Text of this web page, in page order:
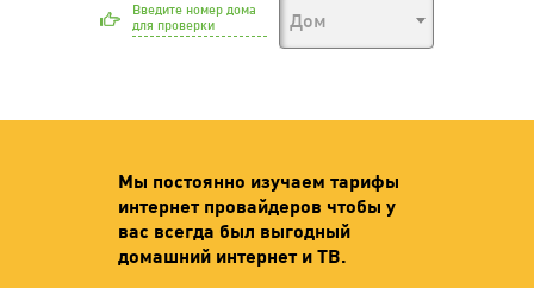
Введите номер дома
для проверки
Дом
Мы постоянно изучаем тарифы
интернет провайдеров чтобы у
вас всегда был выгодный
домашний интернет и ТВ.